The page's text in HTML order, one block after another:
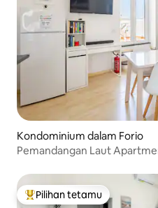
Kondominium dalam Forio
Pemandangan Laut
Pilihan utama tetamu
Pilihan tetamu